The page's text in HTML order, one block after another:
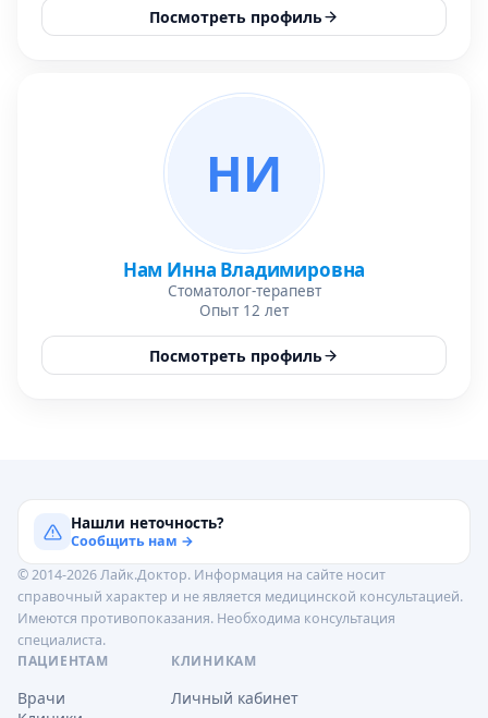
Посмотреть профиль
НИ
Нам Инна Владимировна
Стоматолог-терапевт
Опыт 12 лет
Посмотреть профиль
Нашли неточность?
Сообщить нам →
© 2014-2026 Лайк.Доктор. Информация на сайте носит
справочный характер и не является медицинской консультацией.
Имеются противопоказания. Необходима консультация
специалиста.
ПАЦИЕНТАМ
Врачи
КЛИНИКАМ
Личный кабинет